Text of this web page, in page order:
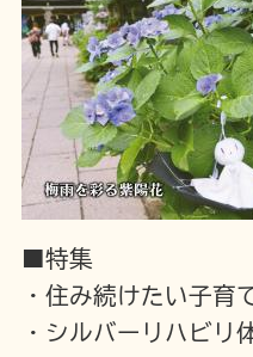
■特集
・住み続けたい子
・シルバーリハビリ